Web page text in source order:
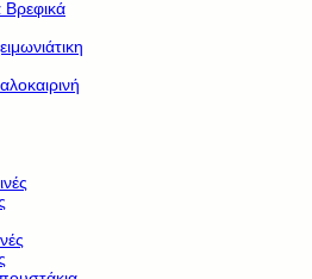
Βρεφικά